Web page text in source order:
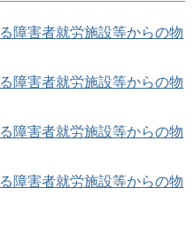
障害者就労施設等からの物
障害者就労施設等からの物
障害者就労施設等からの物
障害者就労施設等からの物